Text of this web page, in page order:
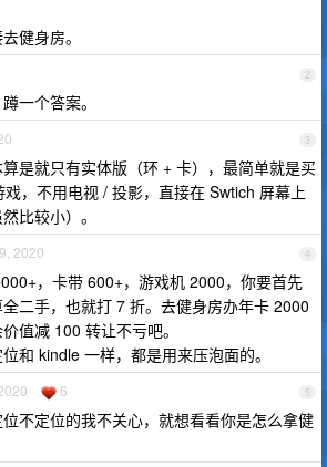
健身房。
2
一个答案。
3
是就只有实体版（环 + 卡），最简单就是买
，不用电视 / 投影，直接在 Swtich 屏幕上
比较小）。
4
2020
，卡带 600+，游戏机 2000，你要首先
二手，也就打 7 折。去健身房办年卡 2000
值减 100 转让不亏吧。
和 kindle 一样，都是用来压泡面的。
5
6
不定位的我不关心，就想看看你是怎么拿健